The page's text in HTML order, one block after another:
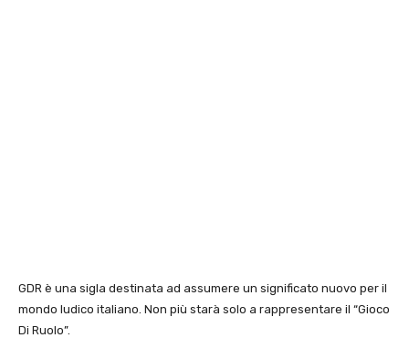
GDR è una sigla destinata ad assumere un significato nuovo per il
mondo ludico italiano. Non più starà solo a rappresentare il “Gioco
Di Ruolo”.